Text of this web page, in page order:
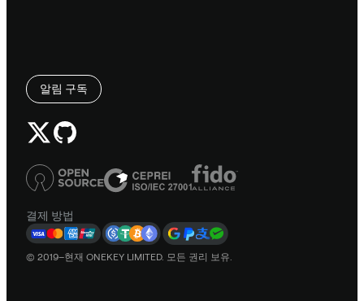
알림 구독
결제 방법
© 2019–현재 ONEKEY LIMITED. 모든 권리 보유.